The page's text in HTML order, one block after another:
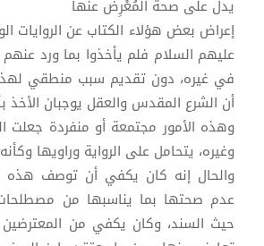
يدل على صحة المُعْرِض عنها
إعراض بعض هؤلاء الكتاب عن الروايات
عليهم السلام فلم يأخذوا بما ورد
في غيره، دون تقديم سبب منطقي
أن الشرع المقدس والعقل يوجبان الأخذ
وهذه الأمور مجتمعة أو منفردة جعلت
وغيره، يتحامل على الرواية وراويها
والحال إنه كان يكفي أن توصف هذه
عدم صحتها بما يناسبها من
حيث السند، وكان يكفي من المعترضين